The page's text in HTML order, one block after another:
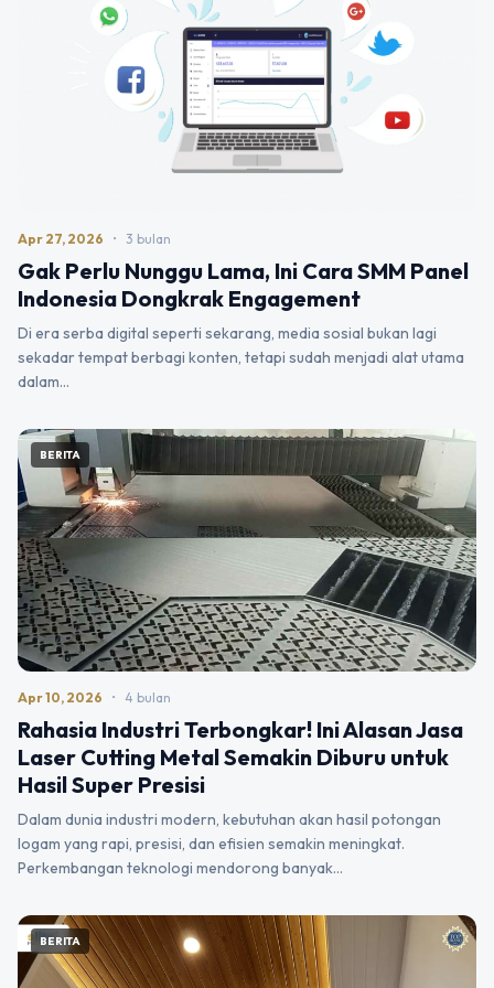
Apr 27, 2026 • 3 bulan
Gak Perlu Nunggu Lama, Ini Cara SMM Panel
Indonesia Dongkrak Engagement
Di era serba digital seperti sekarang, media sosial bukan lagi
sekadar tempat berbagi konten, tetapi sudah menjadi alat utama
dalam…
BERITA
Apr 10, 2026 • 4 bulan
Rahasia Industri Terbongkar! Ini Alasan Jasa
Laser Cutting Metal Semakin Diburu untuk
Hasil Super Presisi
Dalam dunia industri modern, kebutuhan akan hasil potongan
logam yang rapi, presisi, dan efisien semakin meningkat.
Perkembangan teknologi mendorong banyak…
BERITA